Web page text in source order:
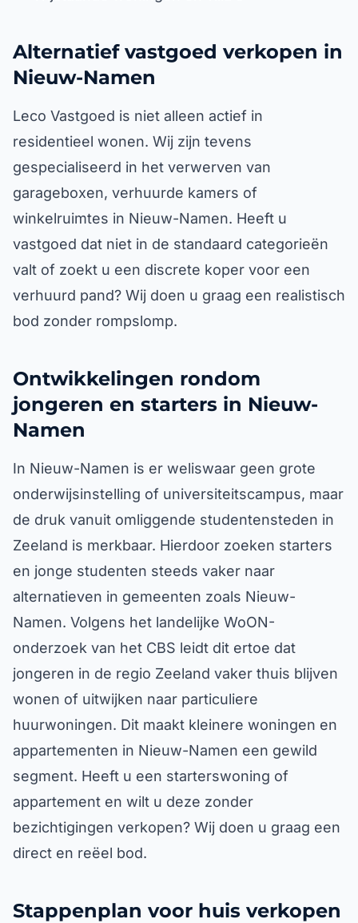
Alternatief vastgoed verkopen in
Nieuw-Namen
Leco Vastgoed is niet alleen actief in
residentieel wonen. Wij zijn tevens
gespecialiseerd in het verwerven van
garageboxen, verhuurde kamers of
winkelruimtes in Nieuw-Namen. Heeft u
vastgoed dat niet in de standaard categorieën
valt of zoekt u een discrete koper voor een
verhuurd pand? Wij doen u graag een realistisch
bod zonder rompslomp.
Ontwikkelingen rondom
jongeren en starters in Nieuw-
Namen
In Nieuw-Namen is er weliswaar geen grote
onderwijsinstelling of universiteitscampus, maar
de druk vanuit omliggende studentensteden in
Zeeland is merkbaar. Hierdoor zoeken starters
en jonge studenten steeds vaker naar
alternatieven in gemeenten zoals Nieuw-
Namen. Volgens het landelijke WoON-
onderzoek van het CBS leidt dit ertoe dat
jongeren in de regio Zeeland vaker thuis blijven
wonen of uitwijken naar particuliere
huurwoningen. Dit maakt kleinere woningen en
appartementen in Nieuw-Namen een gewild
segment. Heeft u een starterswoning of
appartement en wilt u deze zonder
bezichtigingen verkopen? Wij doen u graag een
direct en reëel bod.
Stappenplan voor huis verkopen